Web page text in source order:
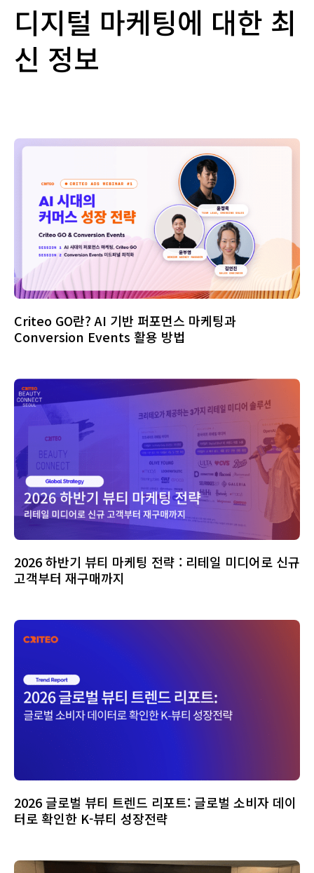
디지털 마케팅에 대한 최
신 정보
Criteo GO란? AI 기반 퍼포먼스 마케팅과
Conversion Events 활용 방법
2026 하반기 뷰티 마케팅 전략 : 리테일 미디어로 신규
고객부터 재구매까지
2026 글로벌 뷰티 트렌드 리포트: 글로벌 소비자 데이
터로 확인한 K-뷰티 성장전략